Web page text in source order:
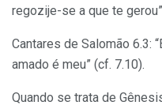
regozije-se a que te
Cantares de Salomão 6.3:
amado é meu” (cf. 7.10).
Quando se trata de